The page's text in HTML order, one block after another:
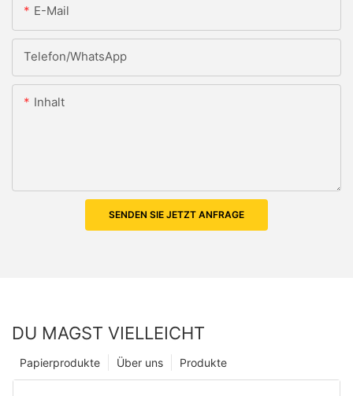
E-Mail
Telefon/WhatsApp
Inhalt
SENDEN SIE JETZT ANFRAGE
DU MAGST VIELLEICHT
Produkte
Über uns
Papierprodukte